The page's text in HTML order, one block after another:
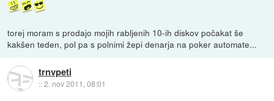
torej moram s prodajo mojih rabljenih 10-ih diskov počakat še
kakšen teden, pol pa s polnimi žepi denarja na poker automate...
trnvpeti
::2. nov 2011, 08:01